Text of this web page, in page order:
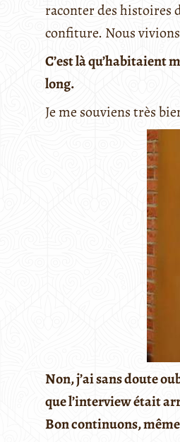
raconter des histoires
confiture. Nous
C’estlàqu’habitaient
long.
Je me souviens très
Non, j’ai sans doute
que l’interview était
Bon continuons,